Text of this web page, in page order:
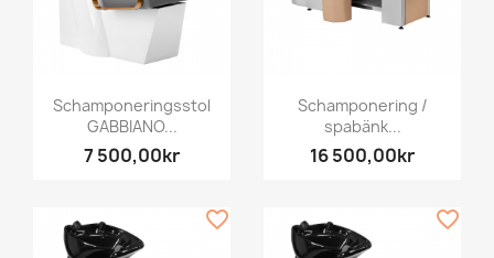
Schamponeringsstol
GABBIANO...
7 500,00kr
Schamponering /
spabänk...
16 500,00kr
favorite_border favorite_border